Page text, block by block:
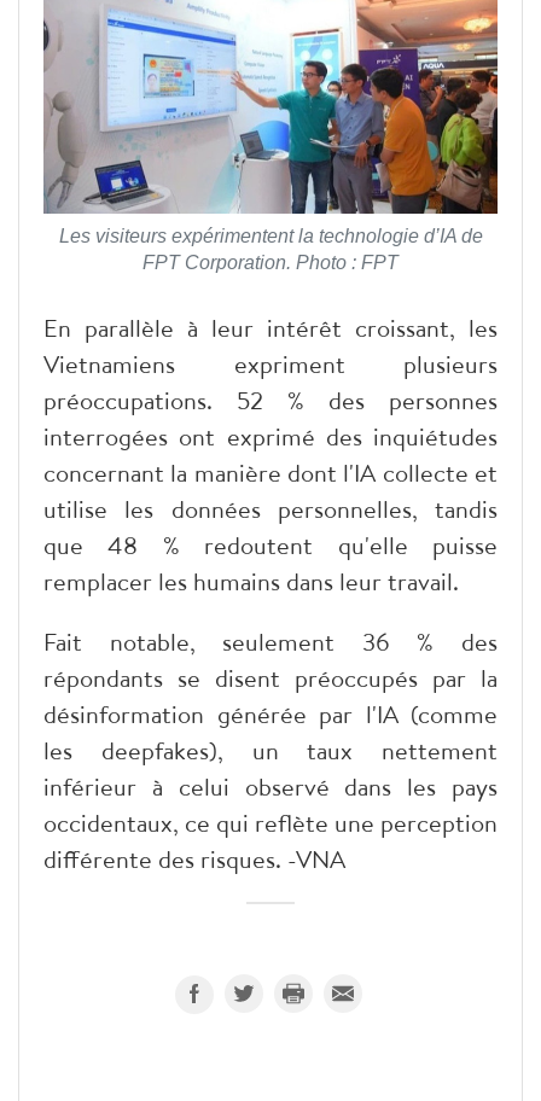
Les visiteurs expérimentent la technologie d’IA de
FPT Corporation. Photo : FPT
En parallèle à leur intérêt croissant, les
Vietnamiens expriment plusieurs
préoccupations. 52 % des personnes
interrogées ont exprimé des inquiétudes
concernant la manière dont l'IA collecte et
utilise les données personnelles, tandis
que 48 % redoutent qu'elle puisse
remplacer les humains dans leur travail.
Fait notable, seulement 36 % des
répondants se disent préoccupés par la
désinformation générée par l'IA (comme
les deepfakes), un taux nettement
inférieur à celui observé dans les pays
occidentaux, ce qui reflète une perception
différente des risques. -VNA